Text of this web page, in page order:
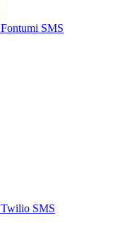
Fontumi SMS
Twilio SMS